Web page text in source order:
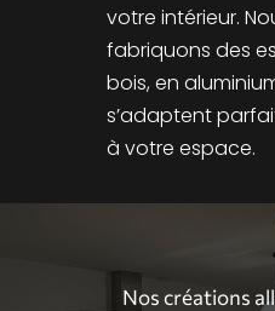
votre intérieur.
fabriquons des
bois, en
s’adaptent
à votre espace.
Nos créations